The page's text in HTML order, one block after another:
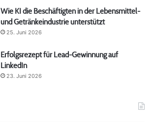
Wie KI die Beschäftigten in der Lebensmittel-
und Getränkeindustrie unterstützt
25. Juni 2026
Erfolgsrezept für Lead-Gewinnung auf
LinkedIn
23. Juni 2026